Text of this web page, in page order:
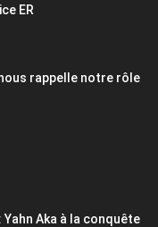
ER
rappelle notre rôle
Aka à la conquête